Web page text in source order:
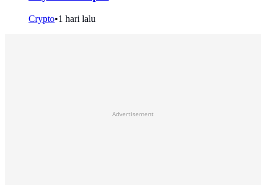
Crypto•1 hari lalu
Advertisement